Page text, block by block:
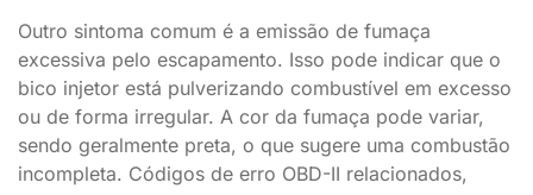
Outro sintoma comum é a emissão de fumaça
excessiva pelo escapamento. Isso pode indicar que o
bico injetor está pulverizando combustível em excesso
ou de forma irregular. A cor da fumaça pode variar,
sendo geralmente preta, o que sugere uma combustão
incompleta. Códigos de erro OBD-II relacionados,